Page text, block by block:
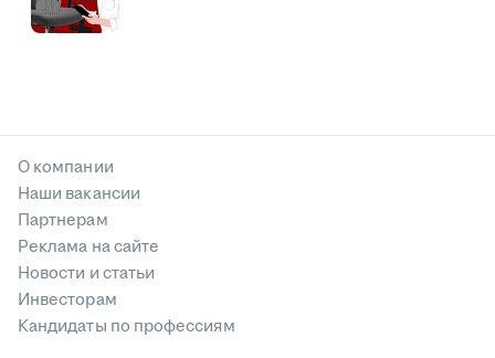
О компании
Наши вакансии
Партнерам
Реклама на сайте
Новости и статьи
Инвесторам
Кандидаты по профессиям